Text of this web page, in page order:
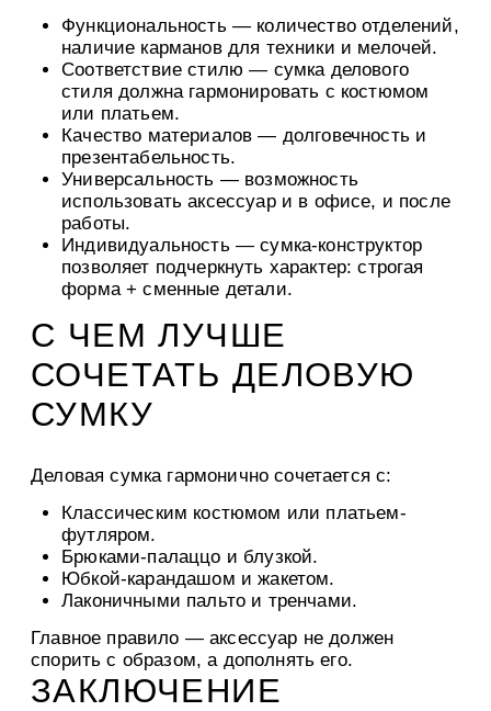
Функциональность— количество отделений,
наличие карманов для техники и мелочей.
Соответствие стилю — сумка делового
стиля должна гармонировать с костюмом
или платьем.
Качество материалов — долговечность и
презентабельность.
Универсальность — возможность
использовать аксессуар и в офисе, и после
работы.
Индивидуальность— сумка-конструктор
позволяет подчеркнуть характер: строгая
форма + сменные детали.
С ЧЕМ ЛУЧШЕ
СОЧЕТАТЬ ДЕЛОВУЮ
СУМКУ
Деловая сумка гармонично сочетается с:
Классическим костюмом или платьем-
футляром.
Брюками-палаццо и блузкой.
Юбкой-карандашом и жакетом.
Лаконичными пальто и тренчами.
Главное правило — аксессуар не должен
спорить с образом, а дополнять его.
ЗАКЛЮЧЕНИЕ